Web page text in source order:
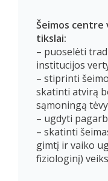
Šeimos centre
tikslai:
– puoselėti
institucijos
– stiprinti
skatinti atvirą
sąmoningą
– ugdyti
– skatinti
gimtį ir vaiko
fiziologinį)